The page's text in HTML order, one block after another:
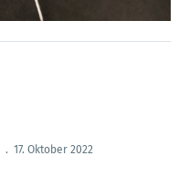
. 17. Oktober 2022